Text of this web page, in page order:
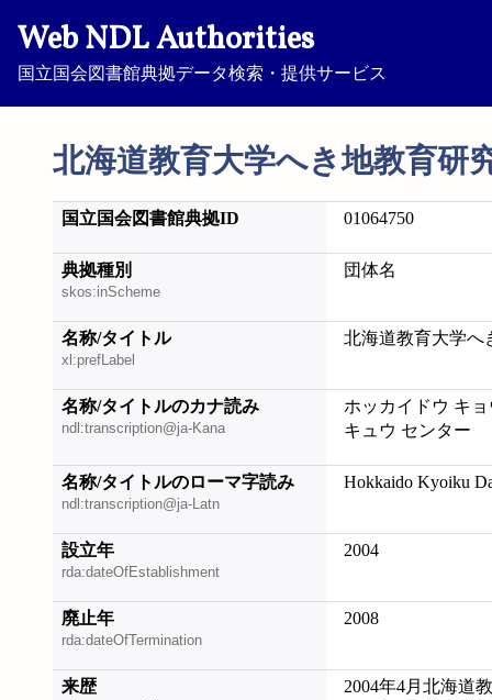
Web NDL Authorities
国立国会図書館典拠データ検索・提供サービス
北海道教育大学へき地教育研
国立国会図書館典拠ID 01064750
典拠種別
skos:inScheme
団体名
名称/タイトル
xl:prefLabel
北海道教育大学へ
名称/タイトルのカナ読み
ndl:transcription@ja-Kana
ホッカイドウ キ
キュウ センター
名称/タイトルのローマ字読み
ndl:transcription@ja-Latn
Hokkaido Kyoiku
設立年
rda:dateOfEstablishment
2004
廃止年
rda:dateOfTermination
2008
来歴
2004年4月北海道